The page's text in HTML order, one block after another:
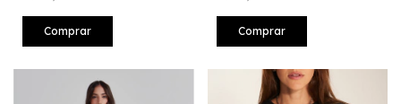
Comprar Comprar